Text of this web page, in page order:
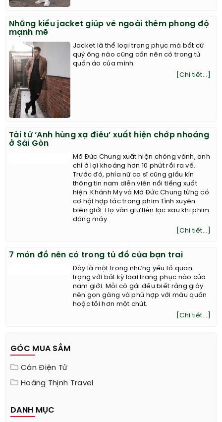
Những kiểu jacket giúp vẻ ngoài thêm phong độ
mạnh mẽ
Jacket là thể loại trang phục mà bất cứ
quý ông nào cũng cần nên có trong tủ
Tài tử ‘Anh hùng xạ điêu’ xuất hiện chớp nhoáng
Mã Đức Chung xuất hiện chóng vánh, anh
chỉ ở lại khoảng hơn 10 phút rồi ra về.
Trước đó, phía nữ ca sĩ cũng giấu kín
thông tin nam diễn viên nổi tiếng xuất
hiện. Khánh My và Mã Đức Chung từng có
cơ hội hợp tác trong phim Tình xuyên
biên giới. Họ vẫn giữ liên lạc sau khi phim
7 món đồ nên có trong tủ đồ của bạn trai
Đây là một trong những yếu tố quan
trọng với bất kỳ loại trang phục nào của
nam giới. Mỗi cô gái đều biết rằng giày
nên gọn gàng và phù hợp với màu quần
GÓC MUA SẮM
Cân Điện Tử